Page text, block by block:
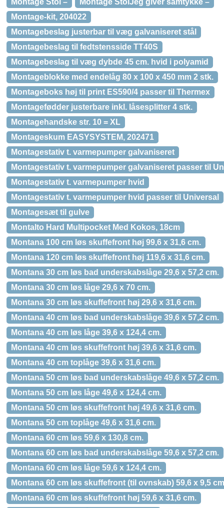
Montage Stol –
Montage StolJeg giver samtykke –
Montage-kit, 204022
Montagebeslag justerbar til væg galvaniseret stål
Montagebeslag til fedtstensside TT40S
Montagebeslag til væg dybde 45 cm. hvid i polyamid
Montageblokke med endelåg 80 x 100 x 450 mm 2 stk.
Montageboks høj til print ES590/4 passer til Thermex
Montagefødder justerbare inkl. låsesplitter 4 stk.
Montagehandske str. 10 = XL
Montageskum EASYSYSTEM, 202471
Montagestativ t. varmepumper galvaniseret
Montagestativ t. varmepumper galvaniseret passer til
Montagestativ t. varmepumper hvid
Montagestativ t. varmepumper hvid passer til Universal
Montagesæt til gulve
Montalto Hard Multipocket Med Kokos, 18cm
Montana 100 cm løs skuffefront høj 99,6 x 31,6 cm.
Montana 120 cm løs skuffefront høj 119,6 x 31,6 cm.
Montana 30 cm løs bad underskabslåge 29,6 x 57,2 cm.
Montana 30 cm løs låge 29,6 x 70 cm.
Montana 30 cm løs skuffefront høj 29,6 x 31,6 cm.
Montana 40 cm løs bad underskabslåge 39,6 x 57,2 cm.
Montana 40 cm løs låge 39,6 x 124,4 cm.
Montana 40 cm løs skuffefront høj 39,6 x 31,6 cm.
Montana 40 cm toplåge 39,6 x 31,6 cm.
Montana 50 cm løs bad underskabslåge 49,6 x 57,2 cm.
Montana 50 cm løs låge 49,6 x 124,4 cm.
Montana 50 cm løs skuffefront høj 49,6 x 31,6 cm.
Montana 50 cm toplåge 49,6 x 31,6 cm.
Montana 60 cm løs 59,6 x 130,8 cm.
Montana 60 cm løs bad underskabslåge 59,6 x 57,2 cm.
Montana 60 cm løs låge 59,6 x 124,4 cm.
Montana 60 cm løs skuffefront (til ovnskab) 59,6 x 9,5
Montana 60 cm løs skuffefront høj 59,6 x 31,6 cm.